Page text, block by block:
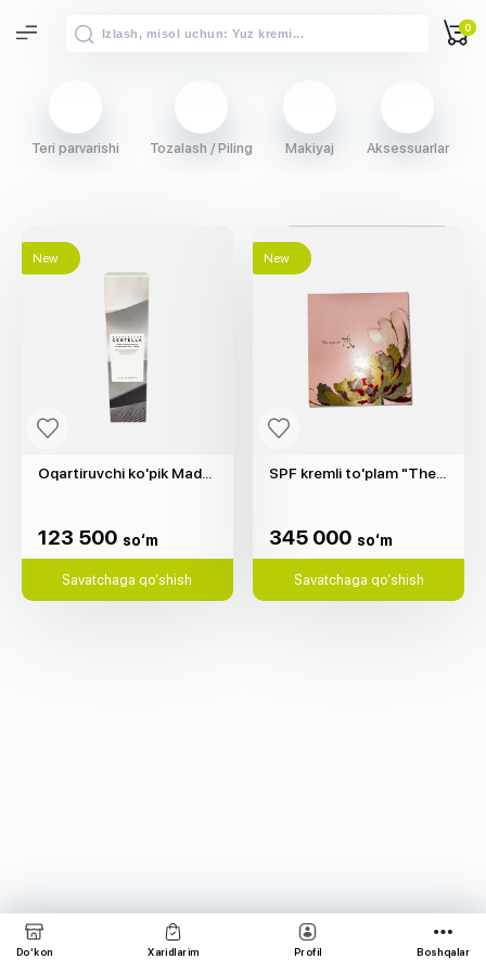
0
Teri parvarishi Tozalash / Piling Makiyaj Aksessuarlar
New
Oqartiruvchi ko'pik Madagascar Centella "SKIN1004" (125ml)
123 500 so‘m
Savatchaga qo‘shish
New
345 000 so‘m
Savatchaga qo‘shish
Do‘kon Xaridlarim Profil Boshqalar